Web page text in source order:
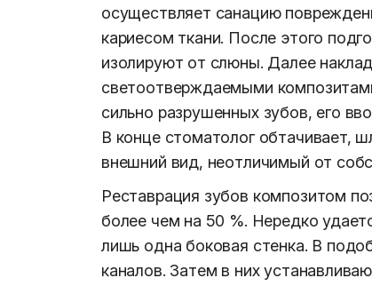
осуществляет санацию
кариесом ткани. После этого
изолируют от слюны. Далее
светоотверждаемыми
сильно разрушенных зубов, его
В конце стоматолог обтачивает,
внешний вид, неотличимый от
Реставрация зубов композитом
более чем на 50 %. Нередко
лишь одна боковая стенка. В
каналов. Затем в них